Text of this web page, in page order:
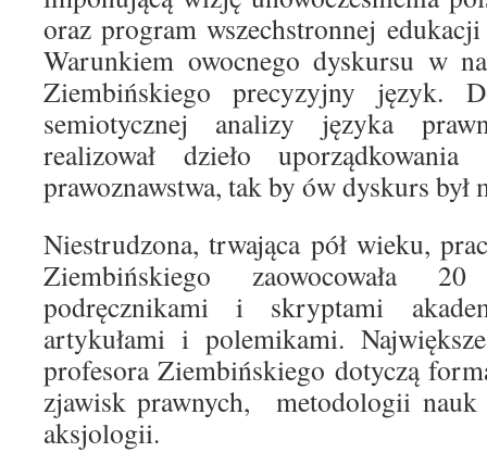
oraz program wszechstronnej
Warunkiem owocnego dyskursu w
Ziembińskiego precyzyjny język.
semiotycznej analizy języka
realizował dzieło
prawoznawstwa, tak by ów dyskurs był
Niestrudzona, trwająca pół wieku,
Ziembińskiego zaowocowała
podręcznikami i skryptami
artykułami i polemikami.
profesora Ziembińskiego dotyczą
zjawisk prawnych, metodologii
aksjologii.